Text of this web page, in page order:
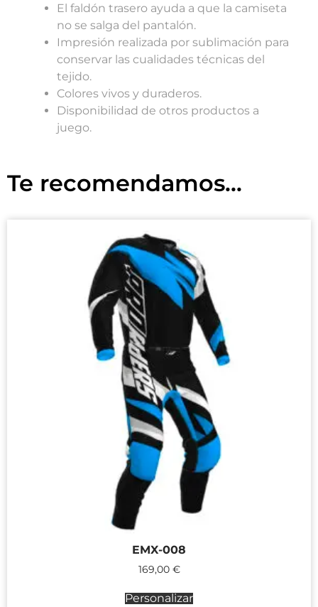
El faldón trasero ayuda a que la camiseta
no se salga del pantalón.
Impresión realizada por sublimación para
conservar las cualidades técnicas del
tejido.
Colores vivos y duraderos.
Disponibilidad de otros productos a
juego.
Te recomendamos...
EMX-008
169,00 €
Personalizar